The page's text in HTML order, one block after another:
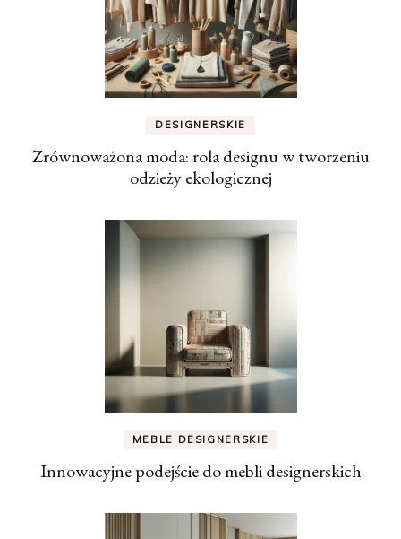
DESIGNERSKIE
Zrównoważona moda: rola designu w tworzeniu
odzieży ekologicznej
MEBLE DESIGNERSKIE
Innowacyjne podejście do mebli designerskich